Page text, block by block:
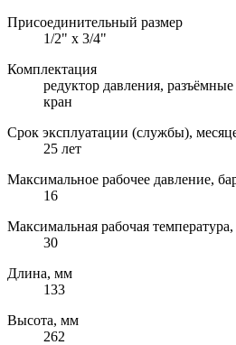
Присоединительный размер
1/2" х 3/4"
Комплектация
редуктор давления,
кран
Срок эксплуатации (службы),
25 лет
Максимальное рабочее давление,
16
Максимальная рабочая температура,
30
Длина, мм
133
Высота, мм
262